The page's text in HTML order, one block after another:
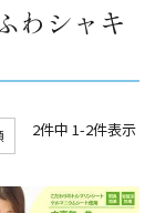
わシャキ
2件中 1-2件表示